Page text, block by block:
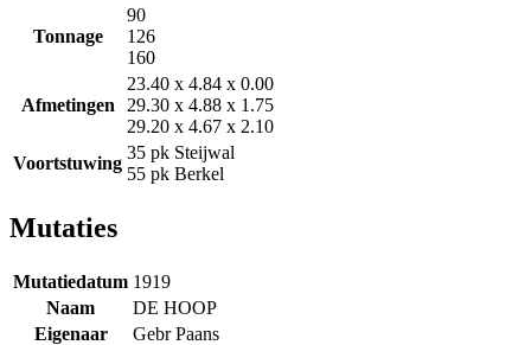
Tonnage
90
126
160
Afmetingen
23.40 x 4.84 x 0.00
29.30 x 4.88 x 1.75
29.20 x 4.67 x 2.10
Voortstuwing
35 pk Steijwal
55 pk Berkel
Mutaties
Mutatiedatum 1919
Naam
DE HOOP
Eigenaar
Gebr Paans